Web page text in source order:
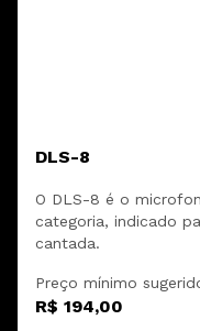
DLS-8
O DLS-8 é o
categoria, indicado
cantada.
Preço mínimo
R$ 194,00